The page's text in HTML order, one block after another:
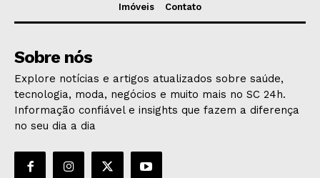
Imóveis
Contato
Sobre nós
Explore notícias e artigos atualizados sobre saúde,
tecnologia, moda, negócios e muito mais no SC 24h.
Informação confiável e insights que fazem a diferença
no seu dia a dia